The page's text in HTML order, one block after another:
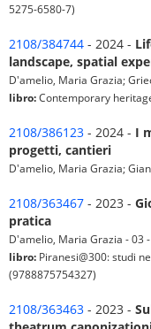
5275-6580-7)
2108/384744 - 2024 -
landscape, spatial
D'amelio, Maria Grazia;
libro:Contemporary
2108/386123 - 2024 - I
progetti, cantieri
D'amelio, Maria Grazia;
2108/363467 - 2023 -
pratica
D'amelio, Maria Grazia - 03
libro: Piranesi@300: studi
(9788875754327)
2108/363463 - 2023 -